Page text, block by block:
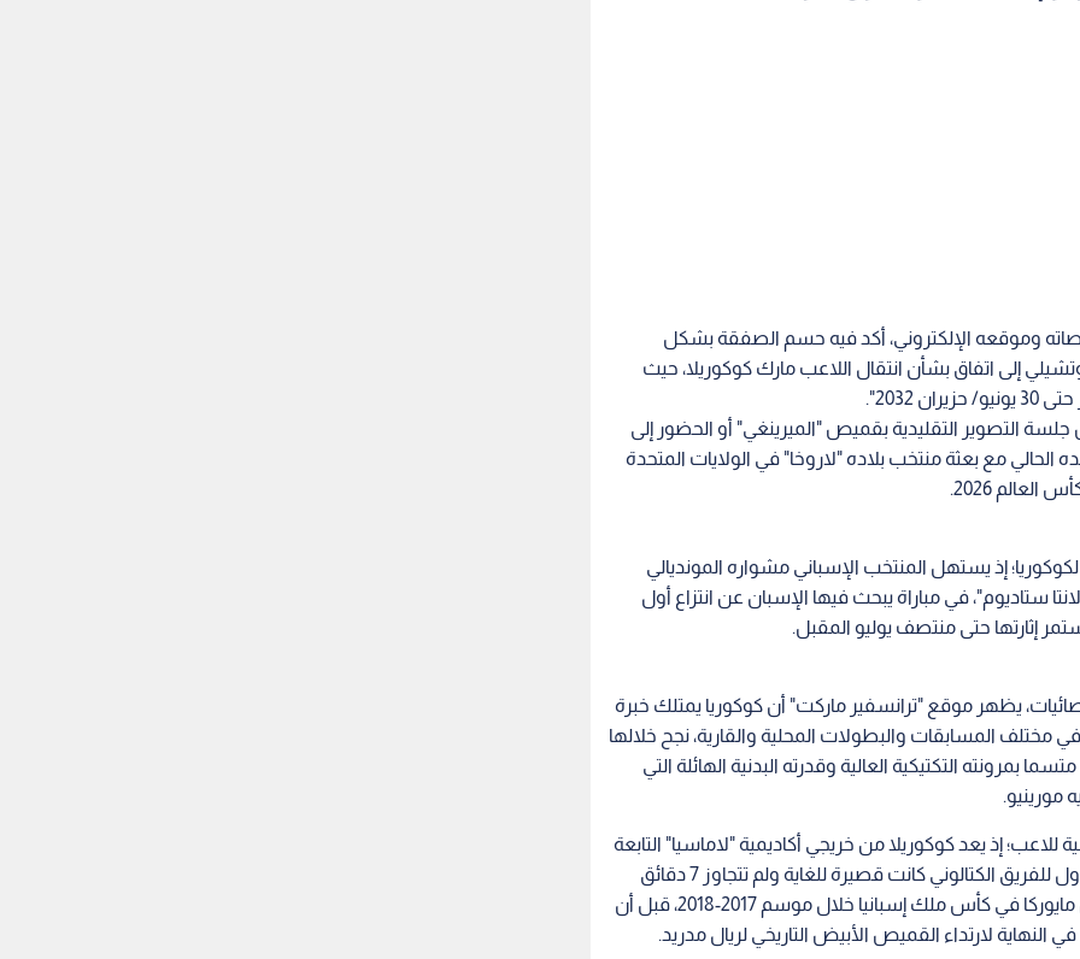
منصاته وموقعه الإلكتروني، أكد فيه حسم الصفقة بشكل
إلى اتفاق بشأن انتقال اللاعب مارك كوكوريلا​، حيث
صاحب الـ27 عاما من خوض جلسة التصوير التقليدية بقميص "الميرينغي" أو الحضور إلى
مع بعثة منتخب بلاده "لاروخا" في الولايات المتحدة
2026.
إذ يستهل المنتخب الإسباني مشواره المونديالي
ستاديوم"، في مباراة يبحث فيها الإسبان عن انتزاع أول
إثارتها حتى منتصف يوليو المقبل.
يظهر موقع "ترانسفير ماركت" أن كوكوريا يمتلك خبرة
خاض مع تشيلسي الإنجليزي 163 مباراة في مختلف المسابقات والبطولات المحلية والقارية، نجح خلالها
حاسمة لزملائه، متسما بمرونته التكتيكية العالية وقدرته البدنية الهائلة التي
مورينيو.
إذ يعد كوكوريلا من خريجي أكاديمية "لاماسيا" التابعة
للغريم التقليدي برشلونة، إلا أن مسيرته مع الفريق الأول للفريق الكتالوني كانت قصيرة للغاية ولم تتجاوز 7 دقائق
فقط، خاضها في مباراة الفوز بثلاثية نظيفة على ريال مايوركا في كأس ملك إسبانيا خلال موسم 2017-2018، قبل أن
لارتداء القميص الأبيض التاريخي لريال مدريد.